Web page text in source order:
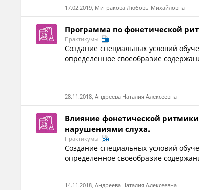
17.02.2019, Митракова Любовь Михайловна
Программа по фонетической
Практикумы
Создание специальных условий
определенное своеобразие
28.11.2018, Андреева Наталия Алексеевна
Влияние фонетической
нарушениями слуха.
Практикумы
Создание специальных условий
определенное своеобразие
14.11.2018, Андреева Наталия Алексеевна